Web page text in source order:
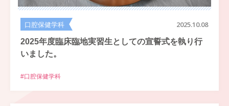
口腔保健学科 2025.10.08
2025年度臨床臨地実習生としての宣誓式を執り行
いました。
#口腔保健学科